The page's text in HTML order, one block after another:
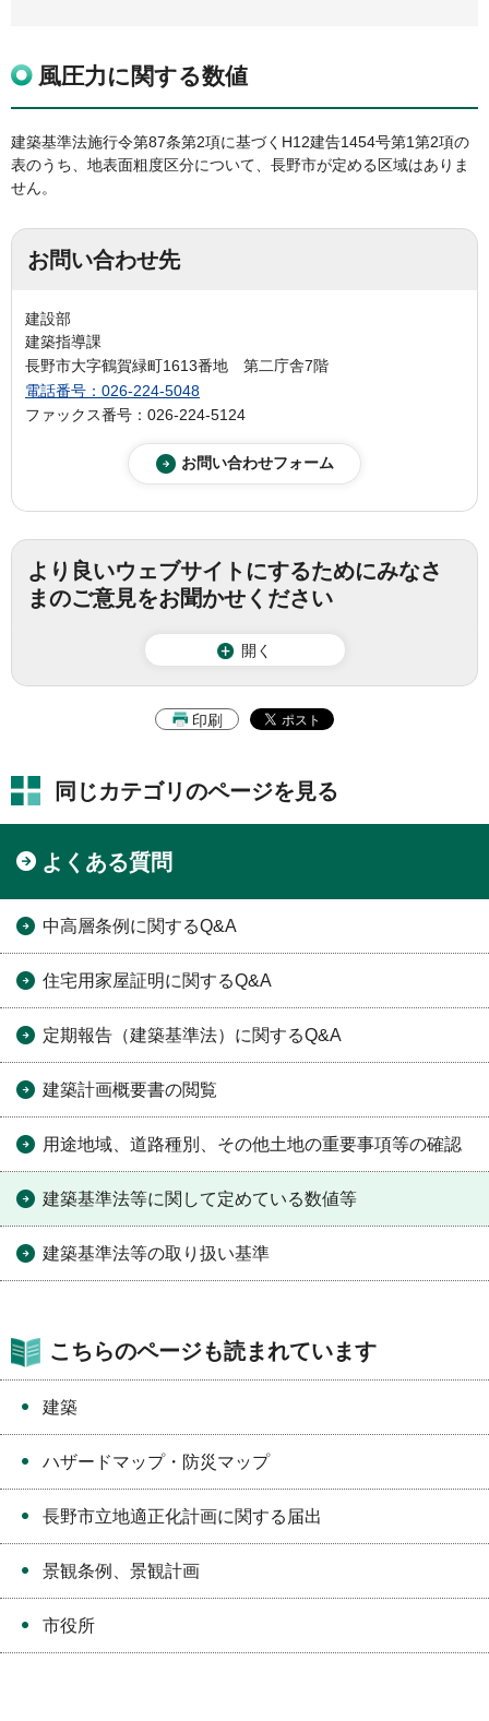
風圧力に関する数値
建築基準法施行令第87条第2項に基づくH12建告1454号第1第2項の
表のうち、地表面粗度区分について、長野市が定める区域はありま
せん。
お問い合わせ先
建設部
建築指導課
長野市大字鶴賀緑町1613番地 第二庁舎7階
電話番号：026-224-5048
ファックス番号：026-224-5124
より良いウェブサイトにするためにみなさ
まのご意見をお聞かせください
開く
印刷
同じカテゴリのページを見る
よくある質問
中高層条例に関するQ&A
住宅用家屋証明に関するQ&A
定期報告（建築基準法）に関するQ&A
建築計画概要書の閲覧
用途地域、道路種別、その他土地の重要事項等の確認
建築基準法等に関して定めている数値等
建築基準法等の取り扱い基準
こちらのページも読まれています
建築
ハザードマップ・防災マップ
長野市立地適正化計画に関する届出
景観条例、景観計画
市役所